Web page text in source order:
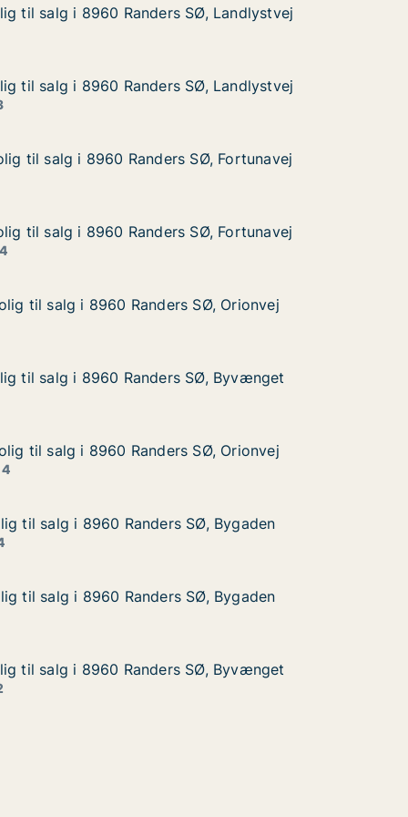
Landlystvej
Randers SØ, Landlystvej
til salg i 8960 Randers SØ, Landlystvej
til salg i 8960 Randers SØ, Landlystvej
Landlystvej
Randers SØ, Landlystvej
til salg i 8960 Randers SØ, Landlystvej
til salg i 8960 Randers SØ, Landlystvej
Fortunavej
8960 Randers SØ, Fortunavej
til salg i 8960 Randers SØ, Fortunavej
til salg i 8960 Randers SØ, Fortunavej
Fortunavej
8960 Randers SØ, Fortunavej
til salg i 8960 Randers SØ, Fortunavej
til salg i 8960 Randers SØ, Fortunavej
Orionvej
8960 Randers SØ, Orionvej
til salg i 8960 Randers SØ, Orionvej
til salg i 8960 Randers SØ, Orionvej
ByvængetRanders SØ, Byvænget
til salg i 8960 Randers SØ, Byvænget
til salg i 8960 Randers SØ, Byvænget
Orionvej
8960 Randers SØ, Orionvej
til salg i 8960 Randers SØ, Orionvej
til salg i 8960 Randers SØ, Orionvej
BygadenRanders SØ, Bygaden
til salg i 8960 Randers SØ, Bygaden
til salg i 8960 Randers SØ, Bygaden
BygadenRanders SØ, Bygaden
til salg i 8960 Randers SØ, Bygaden
til salg i 8960 Randers SØ, Bygaden
ByvængetRanders SØ, Byvænget
til salg i 8960 Randers SØ, Byvænget
til salg i 8960 Randers SØ, Byvænget